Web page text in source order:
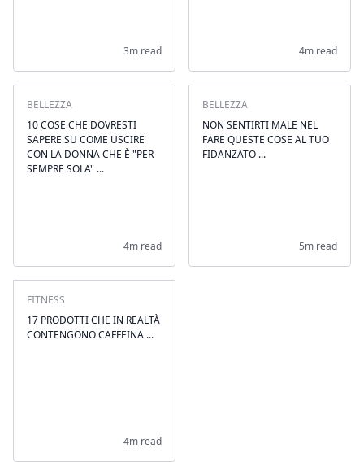
3m read 4m read
BELLEZZA
10 COSE CHE DOVRESTI
SAPERE SU COME USCIRE
CON LA DONNA CHE È "PER
SEMPRE SOLA" ...
4m read
BELLEZZA
NON SENTIRTI MALE NEL
FARE QUESTE COSE AL TUO
FIDANZATO ...
5m read
FITNESS
17 PRODOTTI CHE IN REALTÀ
CONTENGONO CAFFEINA ...
4m read